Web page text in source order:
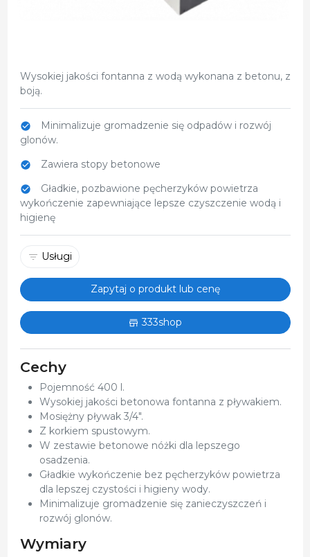
Wysokiej jakości fontanna z wodą wykonana z betonu, z
boją.
Minimalizuje gromadzenie się odpadów i rozwój
glonów.
Zawiera stopy betonowe
Gładkie, pozbawione pęcherzyków powietrza
wykończenie zapewniające lepsze czyszczenie wodą i
higienę
Usługi
Zapytaj o produkt lub cenę
333shop
Cechy
Pojemność 400 l.
Wysokiej jakości betonowa fontanna z pływakiem.
Mosiężny pływak 3/4".
Z korkiem spustowym.
W zestawie betonowe nóżki dla lepszego
osadzenia.
Gładkie wykończenie bez pęcherzyków powietrza
dla lepszej czystości i higieny wody.
Minimalizuje gromadzenie się zanieczyszczeń i
rozwój glonów.
Wymiary